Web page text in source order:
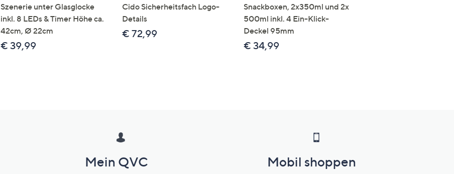
Szenerie unter Glasglocke
inkl. 8 LEDs & Timer Höhe ca.
42cm, Ø 22cm
€ 39,99
Cido Sicherheitsfach Logo-
Details
€ 72,99
Snackboxen, 2x350ml und 2x
500ml inkl. 4 Ein-Klick-
Deckel 95mm
€ 34,99
Mein QVC Mobil shoppen